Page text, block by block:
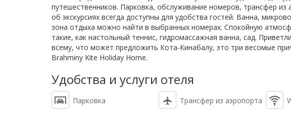
путешественников. Парковка, обслуживание номеров, трансфер
об экскурсиях всегда доступны для удобства гостей. Ванна,
зона отдыха можно найти в выбранных номерах. Спокойную
такие, как настольный теннис, гидромассажная ванна, сад.
всему, что может предложить Кота-Кинабалу, это три весомые
Brahminy Kite Holiday Home.
Удобства и услуги отеля
Парковка Трансфер из аэропорта